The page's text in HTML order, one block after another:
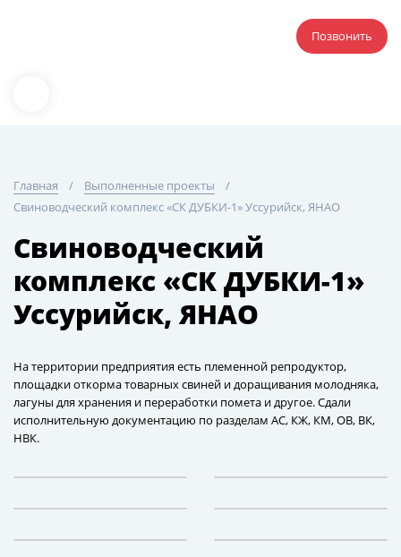
Позвонить
Главная
Выполненные проекты
Свиноводческий комплекс «СК ДУБКИ-1» Уссурийск, ЯНАО
Свиноводческий
комплекс «СК ДУБКИ-1»
Уссурийск, ЯНАО
На территории предприятия есть племенной репродуктор,
площадки откорма товарных свиней и доращивания молодняка,
лагуны для хранения и переработки помета и другое. Сдали
исполнительную документацию по разделам АС, КЖ, КМ, ОВ, ВК,
НВК.